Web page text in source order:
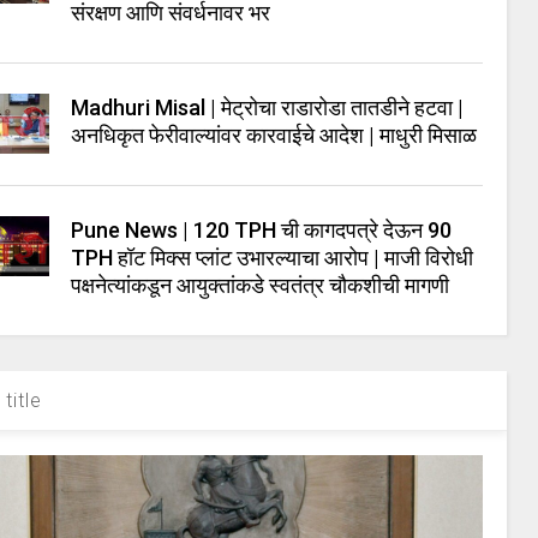
संरक्षण आणि संवर्धनावर भर
Madhuri Misal | मेट्रोचा राडारोडा तातडीने हटवा |
अनधिकृत फेरीवाल्यांवर कारवाईचे आदेश | माधुरी मिसाळ
Pune News | 120 TPH ची कागदपत्रे देऊन 90
TPH हॉट मिक्स प्लांट उभारल्याचा आरोप | माजी विरोधी
पक्षनेत्यांकडून आयुक्तांकडे स्वतंत्र चौकशीची मागणी